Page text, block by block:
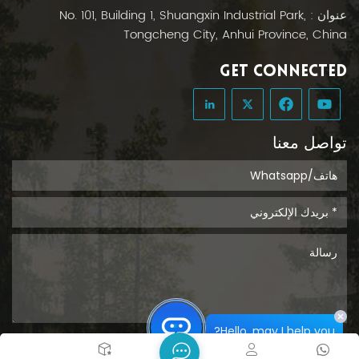
التخلص منها بسهولة، مما يحافظ على النظافة ويوفر الوقت.
على عكس العبوات القابلة لإعادة الاستخدام، لا تحتاج إلى
القيء المصنوعة من البولي إيثيلين بسعات قياسية تبلغ
متخصصة لأكياس القيء، يمكننا أيضًا تخصيص الأحجام
والطباعة والتعبئة. كما نوفر أكياسًا بألوان الأزرق والأبيض
والأخضر والبنفسجي والأصفر والبرتقالي. سواء كنت ترغب
في تخصيص الأكياس أو شراء كمية صغيرة للاستخدام
الشخصي، يمكنك التواصل معنا.
عنوان : No. 101, Building 1, Shuangxin Industrial Park,
Tongcheng City, Anhui Province, China
GET CONNECTED
تواصل معنا
يُقدِّم
Hello, may I help you?